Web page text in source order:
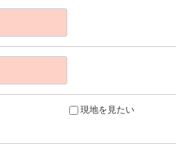
現地を見たい